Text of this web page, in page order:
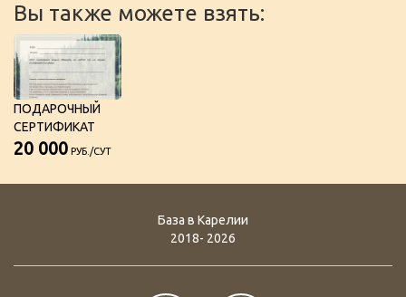
Вы также можете взять:
ПОДАРОЧНЫЙ
СЕРТИФИКАТ
20 000 РУБ./СУТ
База в Карелии
2018- 2026